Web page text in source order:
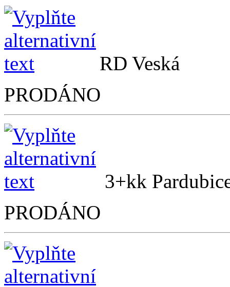
RD
PRODÁNO
3+kk
PRODÁNO